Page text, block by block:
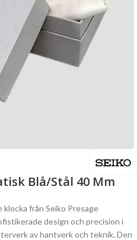
Blå/Stål 40 Mm
klocka från Seiko Presage
design och precision i
av hantverk och teknik. Den